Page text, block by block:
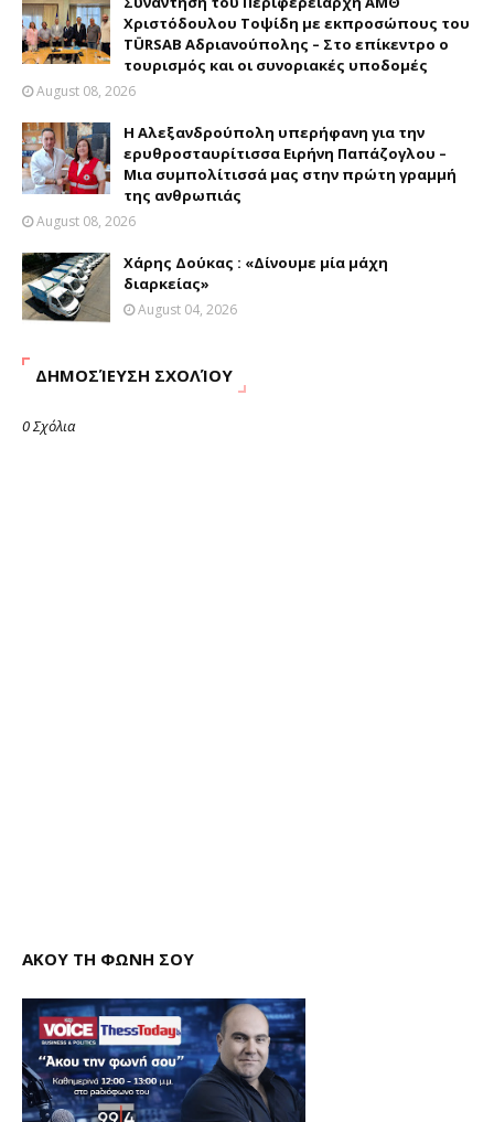
Χριστόδουλου Τοψίδη με εκπροσώπους του
TÜRSAB Αδριανούπολης – Στο επίκεντρο ο
τουρισμός και οι συνοριακές υποδομές
August 08, 2026
Η Αλεξανδρούπολη υπερήφανη για την
ερυθροσταυρίτισσα Ειρήνη Παπάζογλου –
Μια συμπολίτισσά μας στην πρώτη γραμμή
της ανθρωπιάς
August 08, 2026
Χάρης Δούκας : «Δίνουμε μία μάχη
διαρκείας»
August 04, 2026
ΔΗΜΟΣΊΕΥΣΗ ΣΧΟΛΊΟΥ
0 Σχόλια
ΑΚΟΥ ΤΗ ΦΩΝΗ ΣΟΥ